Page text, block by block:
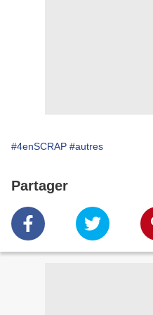
#4enSCRAP #autres
Partager